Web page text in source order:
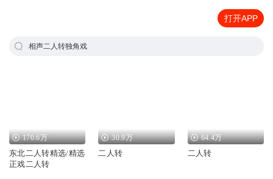
打开APP
相声二人转独角戏
170.6万
东北二人转精选/精选
正戏二人转
30.9万
二人转
64.4万
二人转